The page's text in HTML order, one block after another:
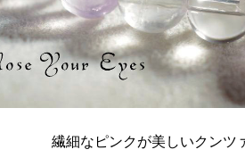
繊細なピンクが美しいクンツ